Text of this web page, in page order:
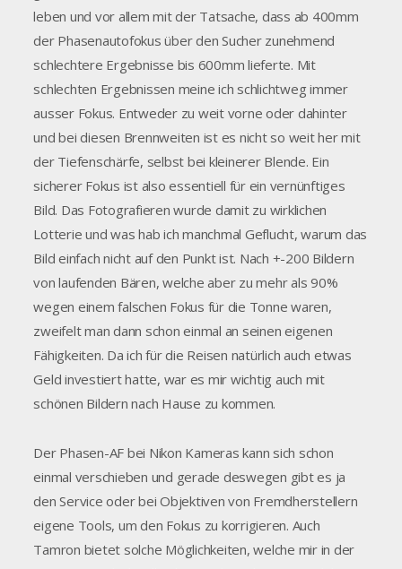
leben und vor allem mit der Tatsache, dass ab 400mm
der Phasenautofokus über den Sucher zunehmend
schlechtere Ergebnisse bis 600mm lieferte. Mit
schlechten Ergebnissen meine ich schlichtweg immer
ausser Fokus. Entweder zu weit vorne oder dahinter
und bei diesen Brennweiten ist es nicht so weit her mit
der Tiefenschärfe, selbst bei kleinerer Blende. Ein
sicherer Fokus ist also essentiell für ein vernünftiges
Bild. Das Fotografieren wurde damit zu wirklichen
Lotterie und was hab ich manchmal Geflucht, warum das
Bild einfach nicht auf den Punkt ist. Nach +-200 Bildern
von laufenden Bären, welche aber zu mehr als 90%
wegen einem falschen Fokus für die Tonne waren,
zweifelt man dann schon einmal an seinen eigenen
Fähigkeiten. Da ich für die Reisen natürlich auch etwas
Geld investiert hatte, war es mir wichtig auch mit
schönen Bildern nach Hause zu kommen.
Der Phasen-AF bei Nikon Kameras kann sich schon
einmal verschieben und gerade deswegen gibt es ja
den Service oder bei Objektiven von Fremdherstellern
eigene Tools, um den Fokus zu korrigieren. Auch
Tamron bietet solche Möglichkeiten, welche mir in der